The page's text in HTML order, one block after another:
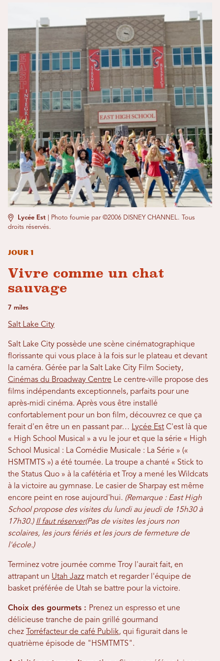
Lycée Est
Photo fournie par ©2006 DISNEY CHANNEL. Tous
droits réservés.
Jour 1
Vivre comme un chat
sauvage
7 miles
Salt Lake City
Salt Lake City possède une scène cinématographique
florissante qui vous place à la fois sur le plateau et devant
la caméra. Gérée par la Salt Lake City Film Society,
Cinémas du Broadway Centre Le centre-ville propose des
films indépendants exceptionnels, parfaits pour une
après-midi cinéma. Après vous être installé
confortablement pour un bon film, découvrez ce que ça
ferait d'en être un en passant par… Lycée Est C'est là que
« High School Musical » a vu le jour et que la série « High
School Musical : La Comédie Musicale : La Série » («
HSMTMTS ») a été tournée. La troupe a chanté « Stick to
the Status Quo » à la cafétéria et Troy a mené les Wildcats
à la victoire au gymnase. Le casier de Sharpay est même
encore peint en rose aujourd'hui. (Remarque : East High
School propose des visites du lundi au jeudi de 15h30 à
17h30.) Il faut réserver(Pas de visites les jours non
scolaires, les jours fériés et les jours de fermeture de
l'école.)
Terminez votre journée comme Troy l'aurait fait, en
attrapant un Utah Jazz match et regarder l'équipe de
basket préférée de Utah se battre pour la victoire.
Choix des gourmets : Prenez un espresso et une
délicieuse tranche de pain grillé gourmand
chez
Torréfacteur de café Publik, qui figurait dans le
quatrième épisode de "HSMTMTS".